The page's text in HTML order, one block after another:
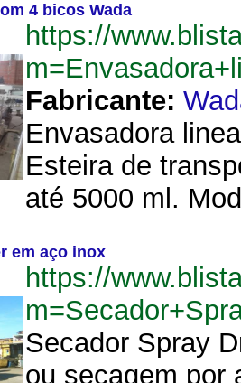
4 bicos Wada
https://
Fabricante:
Envasadora
Esteira de
até 5000 ml.
em aço inox
https://
Secador Spray
ou secagem por